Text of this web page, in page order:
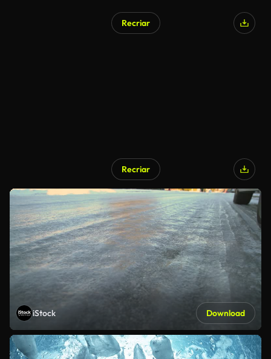
Recriar
Recriar
iStock Download